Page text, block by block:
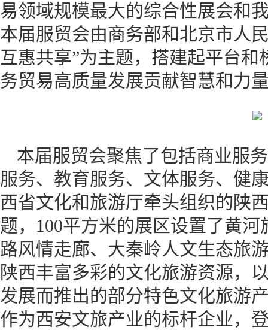
易领域规模最大的综合性展会和
本届服贸会由商务部和北京市人
互惠共享”为主题，搭建起平台
务贸易高质量发展贡献智慧和力
本届服贸会聚焦了包括商业服
服务、教育服务、文体服务、健
西省文化和旅游厅牵头组织的陕
题，100平方米的展区设置了黄
路风情走廊、大秦岭人文生态旅
陕西丰富多彩的文化旅游资源，
发展而推出的部分特色文化旅游
作为西安文旅产业的标杆企业，